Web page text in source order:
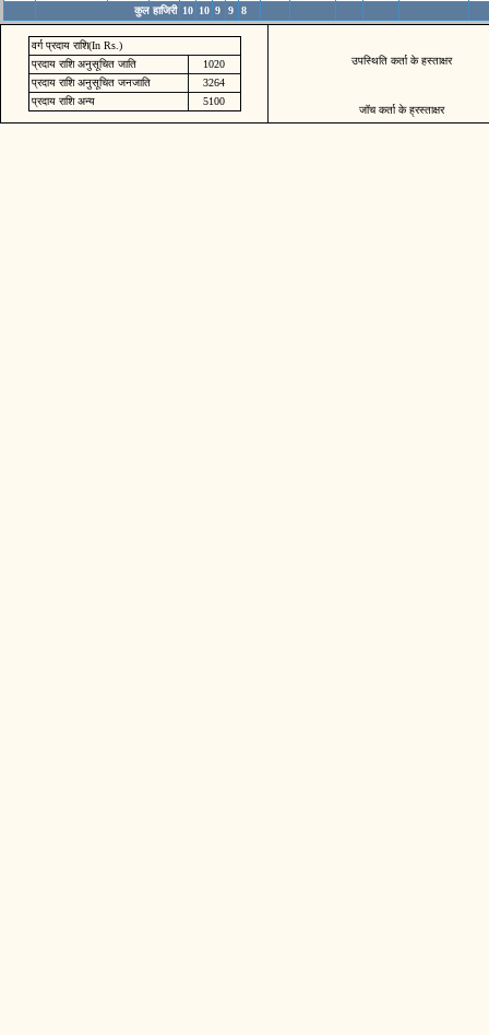
कुल हाजिरी 10 10 9 9 8
वर्ग प्रदाय राशि(In Rs.)
प्रदाय राशि अनुसूचित जाति
1020
प्रदाय राशि अनुसूचित जनजाति
3264
प्रदाय राशि अन्य
5100
उपस्थिति कर्ता के हस्ताक्षर
जॉच कर्ता के ह्रस्ताक्षर